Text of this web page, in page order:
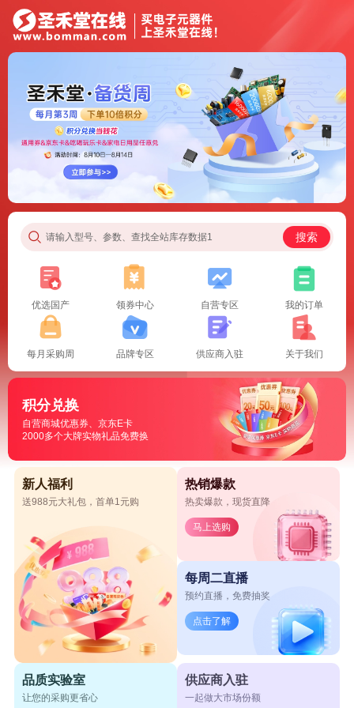
请输入型号、参数、查找全站库存数据1 搜索
优选国产 领券中心 自营专区 我的订单
每月采购周 品牌专区 供应商入驻 关于我们
积分兑换
自营商城优惠券、京东E卡
2000多个大牌实物礼品免费换
新人福利
送988元大礼包，首单1元购
热销爆款
热卖爆款，现货直降
马上选购
每周二直播
预约直播，免费抽奖
点击了解
品质实验室
让您的采购更省心
供应商入驻
一起做大市场份额